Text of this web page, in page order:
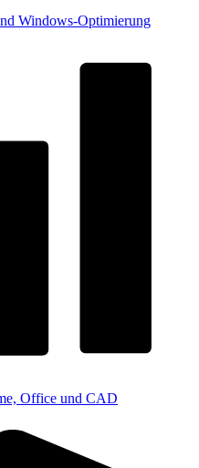
Windows-Optimierung
Office und CAD